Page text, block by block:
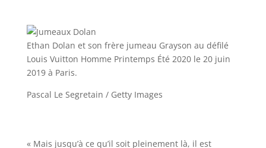
Ethan Dolan et son frère jumeau Grayson au défilé
Louis Vuitton Homme Printemps Été 2020 le 20 juin
2019 à Paris.
Pascal Le Segretain / Getty Images
« Mais jusqu’à ce qu’il soit pleinement là, il est